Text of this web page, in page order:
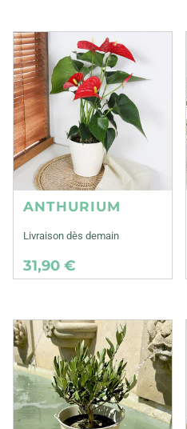
ANTHURIUM
Livraison dès demain
31,90 €